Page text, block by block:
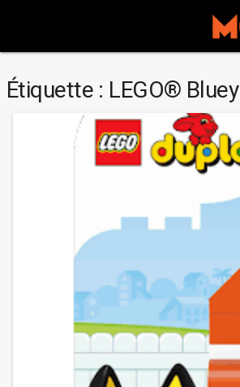
Étiquette : LEGO® Bluey